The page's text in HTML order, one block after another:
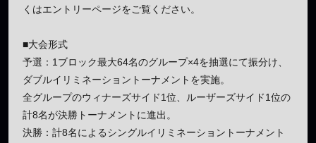
くはエントリーページをご覧ください。
■大会形式
予選：1ブロック最大64名のグループ×4を抽選にて振分け、
ダブルイリミネーショントーナメントを実施。
全グループのウィナーズサイド1位、ルーザーズサイド1位の
計8名が決勝トーナメントに進出。
決勝：計8名によるシングルイリミネーショントーナメント